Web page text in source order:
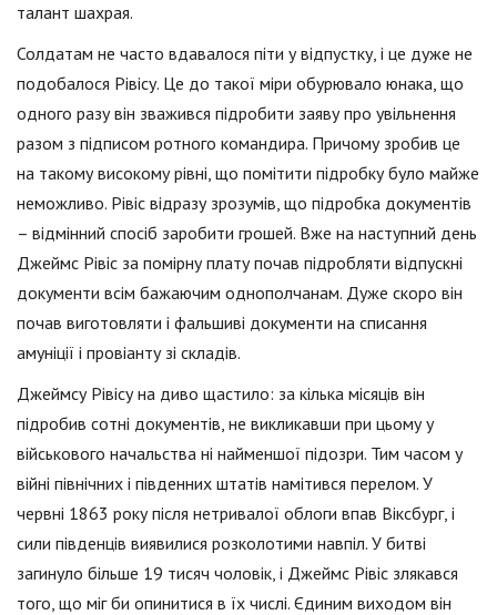
талант шахрая.
Солдатам не часто вдавалося піти у відпустку, і це дуже не
подобалося Рівісу. Це до такої міри обурювало юнака, що
одного разу він зважився підробити заяву про увільнення
разом з підписом ротного командира. Причому зробив це
на такому високому рівні, що помітити підробку було майже
неможливо. Рівіс відразу зрозумів, що підробка документів
– відмінний спосіб заробити грошей. Вже на наступний день
Джеймс Рівіс за помірну плату почав підробляти відпускні
документи всім бажаючим однополчанам. Дуже скоро він
почав виготовляти і фальшиві документи на списання
амуніції і провіанту зі складів.
Джеймсу Рівісу на диво щастило: за кілька місяців він
підробив сотні документів, не викликавши при цьому у
військового начальства ні найменшої підозри. Тим часом у
війні північних і південних штатів намітився перелом. У
червні 1863 року після нетривалої облоги впав Віксбург, і
сили південців виявилися розколотими навпіл. У битві
загинуло більше 19 тисяч чоловік, і Джеймс Рівіс злякався
того, що міг би опинитися в їх числі. Єдиним виходом він